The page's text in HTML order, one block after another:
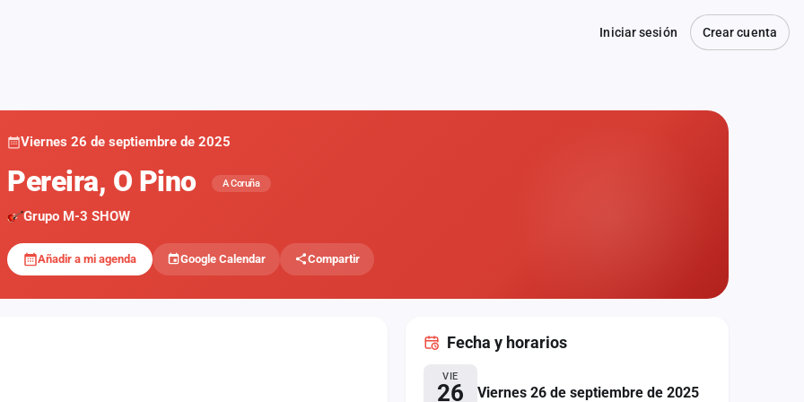
Iniciar sesión Crear cuenta
Viernes 26 de septiembre de 2025
Pereira, O Pino A Coruña
Grupo M-3 SHOW
Añadir a mi agenda Google Calendar Compartir
Fecha y horarios
VIE
26 Viernes 26 de septiembre de 2025